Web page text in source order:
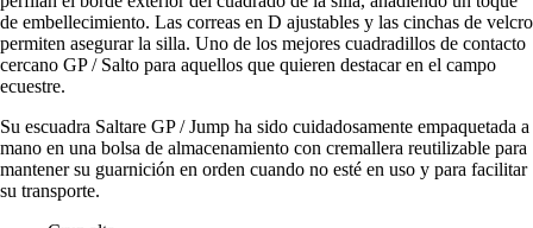
de embellecimiento. Las correas en D ajustables y las cinchas de velcro
permiten asegurar la silla. Uno de los mejores cuadradillos de contacto
cercano GP / Salto para aquellos que quieren destacar en el campo
ecuestre.
Su escuadra Saltare GP / Jump ha sido cuidadosamente empaquetada a
mano en una bolsa de almacenamiento con cremallera reutilizable para
mantener su guarnición en orden cuando no esté en uso y para facilitar
su transporte.